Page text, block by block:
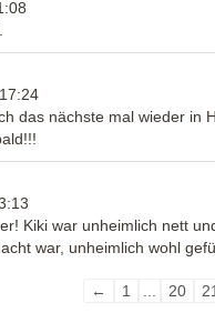
17:24
das nächste mal wieder in
Kiki war unheimlich nett
war, unheimlich wohl
Guestbook
← 1 20 21